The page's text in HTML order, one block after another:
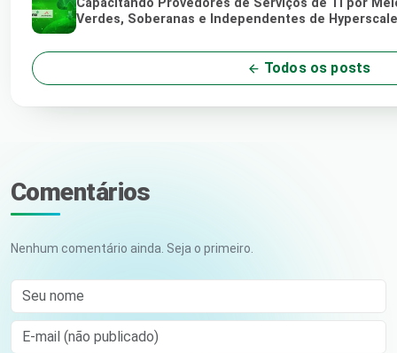
Verdes, Soberanas e Independentes de
Todos os posts
Comentários
Nenhum comentário ainda. Seja o primeiro.
Seu nome
E-mail (não publicado)